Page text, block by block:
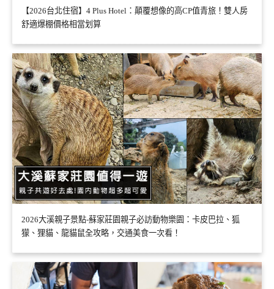
【2026台北住宿】4 Plus Hotel：顛覆想像的高CP值青旅！雙人房
舒適爆棚價格相當划算
2026大溪親子景點-蘇家莊園親子必訪動物樂園：卡皮巴拉、狐
獴、狸貓、龍貓鼠全攻略，交通美食一次看！